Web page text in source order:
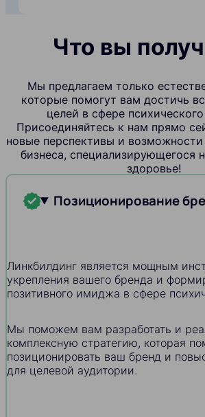
Что вы
Мы предлагаем только
которые помогут вам достичь
целей в сфере
Присоединяйтесь к нам прямо
новые перспективы и возможности
бизнеса, специализирующегося
здоровье!
Позиционирование
Линкбилдинг является мощным
укрепления вашего бренда и
позитивного имиджа в сфере
Мы поможем вам разработать и
комплексную стратегию, которая
позиционировать ваш бренд и
для целевой аудитории.